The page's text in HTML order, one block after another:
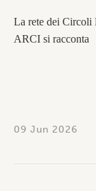
La rete dei Circoli
ARCI si racconta
09 Jun 2026